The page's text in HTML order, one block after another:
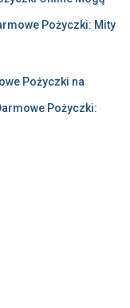
Pożyczki: Mity
Pożyczki na
Pożyczki: